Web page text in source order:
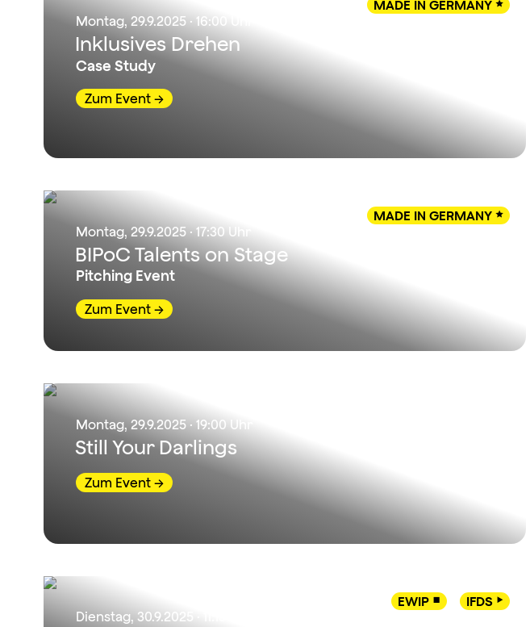
MADE IN GERMANY
Montag, 29.9.2025 · 16:00 Uhr
Inklusives Drehen
Case Study
Zum Event
MADE IN GERMANY
Montag, 29.9.2025 · 17:30 Uhr
BIPoC Talents on Stage
Pitching Event
Zum Event
Montag, 29.9.2025 · 19:00 Uhr
Still Your Darlings
Zum Event
EWIP  IFDS 
Dienstag, 30.9.2025 · 11:15 Uhr